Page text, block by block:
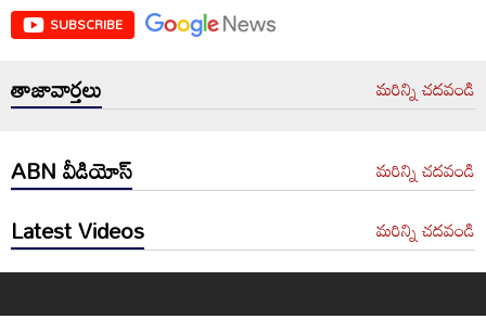
SUBSCRIBE
తాజావార్తలు మరిన్ని చదవండి
ABN వీడియోస్ మరిన్ని చదవండి
Latest Videos మరిన్ని చదవండి